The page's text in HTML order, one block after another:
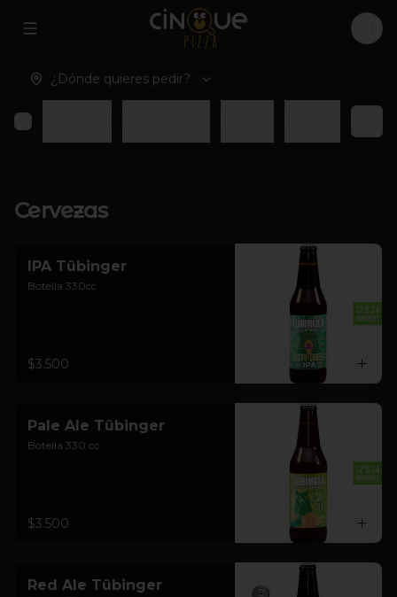
Abrir menu de navegación
¿Dónde quieres pedir?
Pizzas 32cm
Cervezas
IPA Tübinger
Botella 330cc
$3.500
Pale Ale Tübinger
Botella 330 cc
$3.500
Red Ale Tübinger